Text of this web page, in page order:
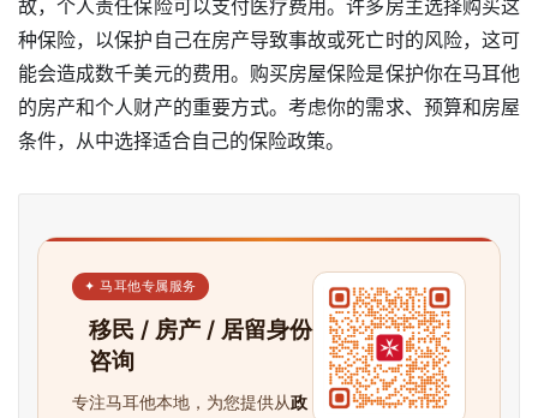
故，个人责任保险可以支付医疗费用。许多房主选择购买这
种保险，以保护自己在房产导致事故或死亡时的风险，这可
能会造成数千美元的费用。购买房屋保险是保护你在马耳他
的房产和个人财产的重要方式。考虑你的需求、预算和房屋
条件，从中选择适合自己的保险政策。
✦ 马耳他专属服务
移民 / 房产 / 居留身份
咨询
专注马耳他本地，为您提供从政